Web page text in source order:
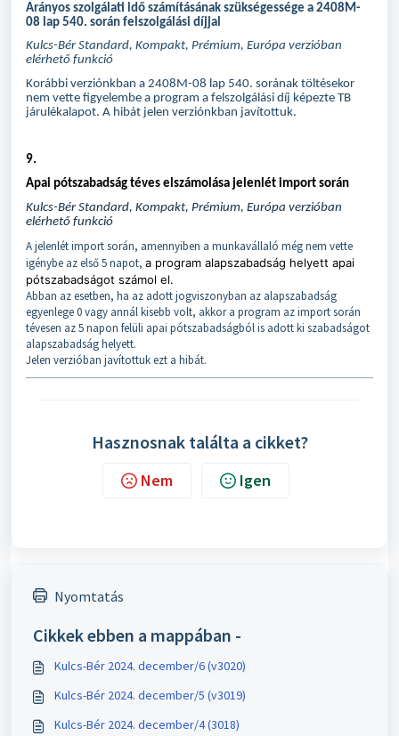
Arányos szolgálati idő számításának szükségessége a 2408M-
08 lap 540. során felszolgálási díjjal
Kulcs-Bér Standard, Kompakt, Prémium, Európa verzióban
elérhető funkció
Korábbi verziónkban a 2408M-08 lap 540. sorának töltésekor
nem vette figyelembe a program a felszolgálási díj képezte TB
járulékalapot. A hibát jelen verziónkban javítottuk.
9.
Apai pótszabadság téves elszámolása jelenlét import során
Kulcs-Bér Standard, Kompakt, Prémium, Európa verzióban
elérhető funkció
A jelenlét import során, amennyiben a munkavállaló még nem vette
igénybe az első 5 napot, a program alapszabadság helyett apai
pótszabadságot számol el.
Abban az esetben, ha az adott jogviszonyban az alapszabadság
egyenlege 0 vagy annál kisebb volt, akkor a program az import során
tévesen az 5 napon felüli apai pótszabadságból is adott ki szabadságot
alapszabadság helyett.
Jelen verzióban javítottuk ezt a hibát.
Hasznosnak találta a cikket?
Nem Igen
Nyomtatás
Cikkek ebben a mappában -
Kulcs-Bér 2024. december/6 (v3020)
Kulcs-Bér 2024. december/5 (v3019)
Kulcs-Bér 2024. december/4 (3018)